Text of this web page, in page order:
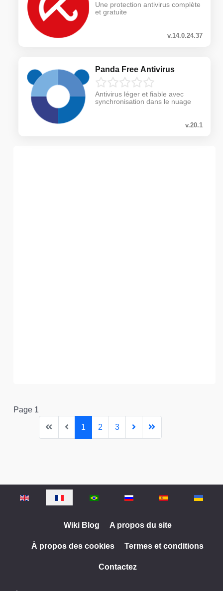
Une protection antivirus complète
et gratuite
v.14.0.24.37
Panda Free Antivirus
Antivirus léger et fiable avec
synchronisation dans le nuage
v.20.1
Page 1
1 2 3
Sélectionnez votre langue
Wiki Blog A propos du site
À propos des cookies Termes et conditions
Contactez